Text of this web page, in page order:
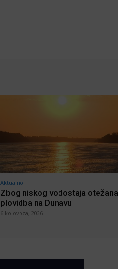
Aktualno
Zbog niskog vodostaja otežana
plovidba na Dunavu
6 kolovoza, 2026